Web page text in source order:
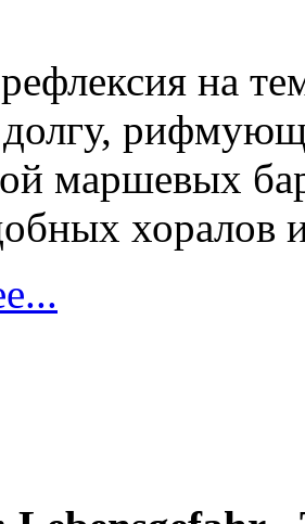
на
долгу,
маршевых
хоралов